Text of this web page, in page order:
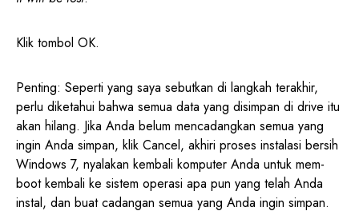
Klik tombol OK.
Penting: Seperti yang saya sebutkan di langkah terakhir,
perlu diketahui bahwa semua data yang disimpan di drive itu
akan hilang. Jika Anda belum mencadangkan semua yang
ingin Anda simpan, klik Cancel, akhiri proses instalasi bersih
Windows 7, nyalakan kembali komputer Anda untuk mem-
boot kembali ke sistem operasi apa pun yang telah Anda
instal, dan buat cadangan semua yang Anda ingin simpan.